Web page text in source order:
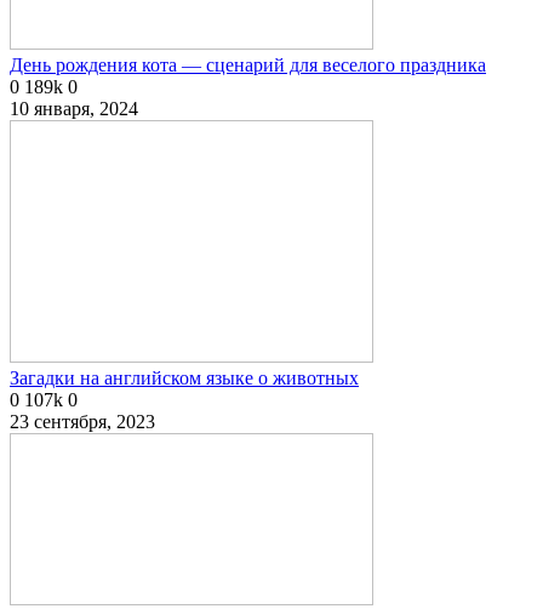
День рождения кота — сценарий для веселого праздника
0 189k 0
10 января, 2024
Загадки на английском языке о животных
0 107k 0
23 сентября, 2023